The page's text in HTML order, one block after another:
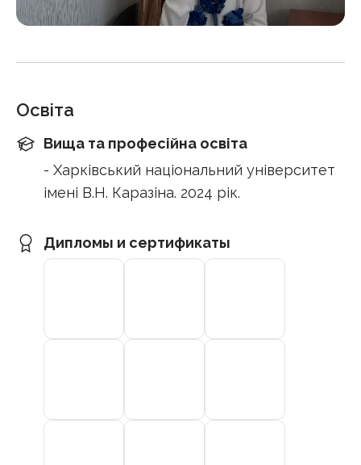
Освіта
Вища та професійна освіта
- Харківський національний університет
імені В.Н. Каразіна. 2024 рік.
Дипломы и сертификаты